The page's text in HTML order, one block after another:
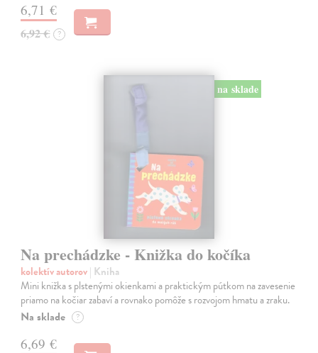
6,71 €
6,92 € ?
na sklade
Na prechádzke - Knižka do kočíka
kolektív autorov| Kniha
Mini knižka s plstenými okienkami a praktickým pútkom na zavesenie
priamo na kočiar zabaví a rovnako pomôže s rozvojom hmatu a zraku.
Na sklade ?
6,69 €